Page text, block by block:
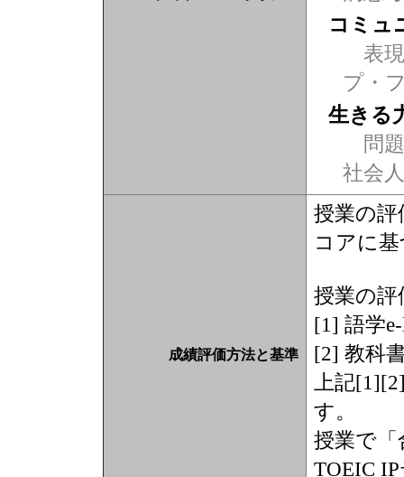
コミュ
表現
プ・
生きる
問題
社会
成績評価方法と基準
授業の評
コアに
授業の評
[1] 語学
[2] 教科
上記
す。
授業で「
TOEIC